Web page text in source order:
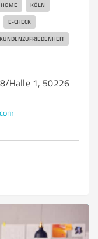
KÖLN
E-CHECK
KUNDENZUFRIEDENHEIT
Halle 1, 50226